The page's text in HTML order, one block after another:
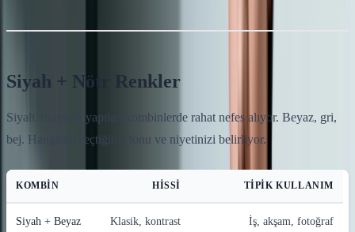
Siyah + Nötr Renkler
Siyah, nötrlerle yapılan kombinlerde rahat nefes alıyor. Beyaz, gri,
bej. Hangisini seçtiğiniz tonu ve niyetinizi belirliyor.
KOMBIN HISSI TIPIK KULLANIM
Siyah + Beyaz Klasik, kontrast İş, akşam, fotoğraf